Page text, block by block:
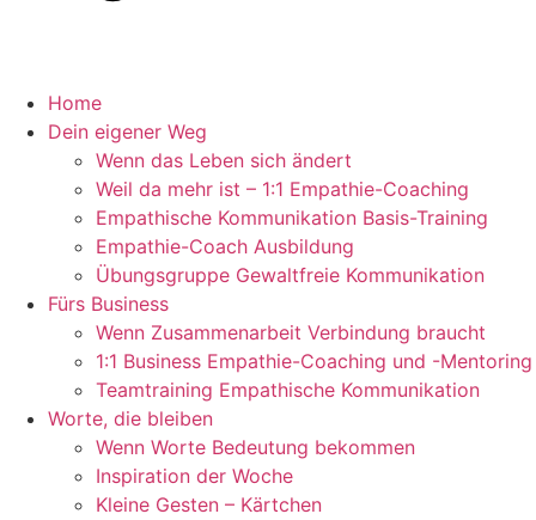
Home
Dein eigener Weg
Wenn das Leben sich ändert
Weil da mehr ist – 1:1 Empathie-Coaching
Empathische Kommunikation Basis-Training
Empathie-Coach Ausbildung
Übungsgruppe Gewaltfreie Kommunikation
Fürs Business
Wenn Zusammenarbeit Verbindung braucht
1:1 Business Empathie-Coaching und -Mentoring
Teamtraining Empathische Kommunikation
Worte, die bleiben
Wenn Worte Bedeutung bekommen
Inspiration der Woche
Kleine Gesten – Kärtchen